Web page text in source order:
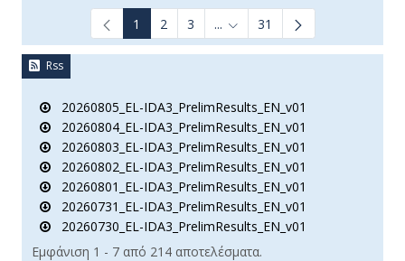
1 2 3 ... Ενδιάμεσες σελίδες Use
31
Rss
20260805_EL-IDA3_PrelimResults_EN_v01
20260804_EL-IDA3_PrelimResults_EN_v01
20260803_EL-IDA3_PrelimResults_EN_v01
20260802_EL-IDA3_PrelimResults_EN_v01
20260801_EL-IDA3_PrelimResults_EN_v01
20260731_EL-IDA3_PrelimResults_EN_v01
20260730_EL-IDA3_PrelimResults_EN_v01
Εμφάνιση 1 - 7 από 214 αποτελέσματα.